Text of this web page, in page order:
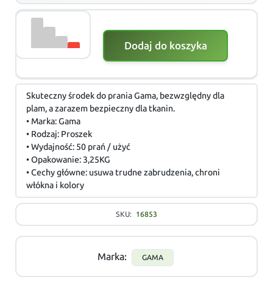
Dodaj do koszyka
Skuteczny środek do prania Gama, bezwzględny dla
plam, a zarazem bezpieczny dla tkanin.
• Marka: Gama
• Rodzaj: Proszek
• Wydajność: 50 prań / użyć
• Opakowanie: 3,25KG
• Cechy główne: usuwa trudne zabrudzenia, chroni
włókna i kolory
SKU: 16853
Marka: GAMA